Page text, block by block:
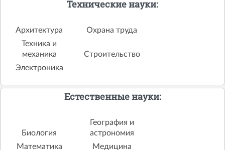
Технические науки:
Архитектура
Охрана труда
Техника и
механика
Строительство
Электроника
Естественные науки:
Биология
География и
астрономия
Математика
Медицина